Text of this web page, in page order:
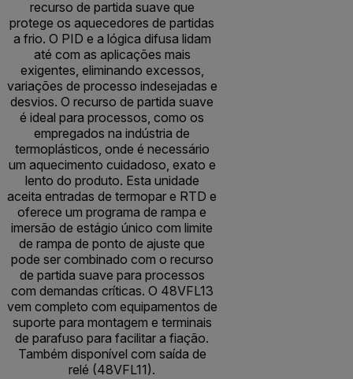
recurso de partida suave que
protege os aquecedores de partidas
a frio. O PID e a lógica difusa lidam
até com as aplicações mais
exigentes, eliminando excessos,
variações de processo indesejadas e
desvios. O recurso de partida suave
é ideal para processos, como os
empregados na indústria de
termoplásticos, onde é necessário
um aquecimento cuidadoso, exato e
lento do produto. Esta unidade
aceita entradas de termopar e RTD e
oferece um programa de rampa e
imersão de estágio único com limite
de rampa de ponto de ajuste que
pode ser combinado com o recurso
de partida suave para processos
com demandas críticas. O 48VFL13
vem completo com equipamentos de
suporte para montagem e terminais
de parafuso para facilitar a fiação.
Também disponível com saída de
relé (48VFL11).